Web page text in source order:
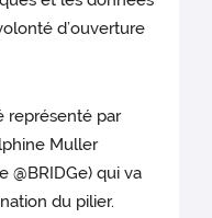
d’ouverture
représenté par
Muller
@BRIDGe) qui va
du pilier.